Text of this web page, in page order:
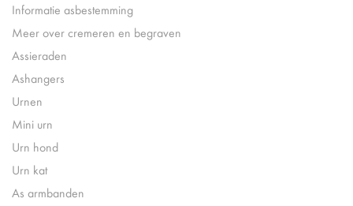
Informatie asbestemming
Meer over cremeren en begraven
Assieraden
Ashangers
Urnen
Mini urn
Urn hond
Urn kat
As armbanden